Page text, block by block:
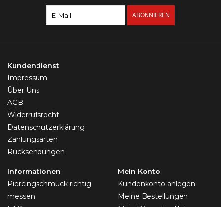
ABONNIEREN
Kundendienst
Impressum
Über Uns
AGB
Widerrufsrecht
Datenschutzerklärung
Zahlungsarten
Rücksendungen
Informationen
Piercingschmuck richtig
messen
Mein Konto
Kundenkonto anlegen
Meine Bestellungen